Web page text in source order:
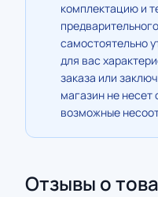
комплектацию и
самостоятельно
для вас
заказа или
магазин не несет
возможные
Отзывы о